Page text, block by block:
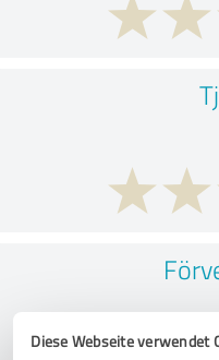
Diese Webseite verwendet